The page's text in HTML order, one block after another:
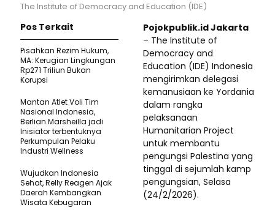
The Institute of Democracy and Education (IDE)
Pojokpublik.id Jakarta
– The Institute of
Democracy and
Education (IDE) Indonesia
mengirimkan delegasi
kemanusiaan ke Yordania
dalam rangka
pelaksanaan
Humanitarian Project
untuk membantu
pengungsi Palestina yang
tinggal di sejumlah kamp
pengungsian, Selasa
(24/2/2026).
Pos Terkait
Pisahkan Rezim Hukum,
MA: Kerugian Lingkungan
Rp271 Triliun Bukan
Korupsi
Mantan Atlet Voli Tim
Nasional Indonesia,
Berlian Marsheilla jadi
Inisiator terbentuknya
Perkumpulan Pelaku
Industri Wellness
Wujudkan Indonesia
Sehat, Relly Reagen Ajak
Daerah Kembangkan
Wisata Kebugaran